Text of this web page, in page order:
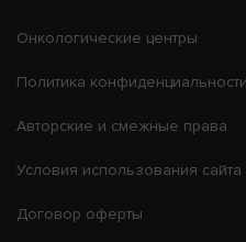
Онкологические центры
Политика конфиденциальности
Авторские и смежные права
Условия использования сайта
Договор оферты